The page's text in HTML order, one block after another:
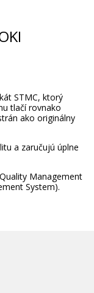
STMC, ktorý
tlačí rovnako
ako originálny
a zaručujú úplne
Management
System).